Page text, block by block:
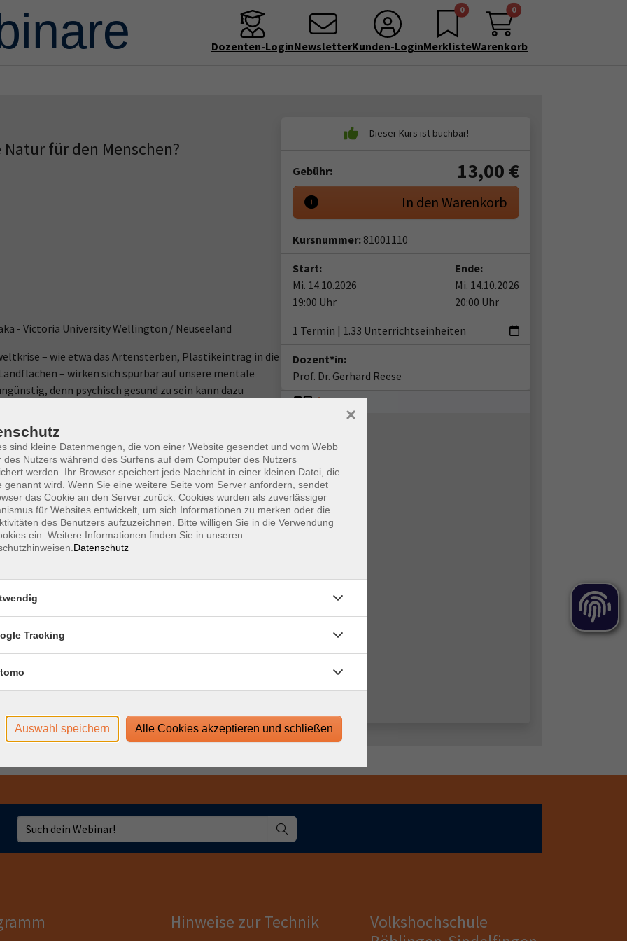
Dozenten-LoginNewsletterKunden-Login
0
Merkliste
0
Warenkorb
für den Menschen?
- Victoria University Wellington / Neuseeland
– wie etwa das Artensterben, Plastikeintrag in die
– wirken sich spürbar auf unsere mentale
denn psychisch gesund zu sein kann dazu
Natur und Umwelt – oder besser: unsere
Wohlbefinden ist dabei die Natur selbst. In diesem
und vielschichtigen Zusammenhänge zwischen
Auswirkungen haben Naturaufenthalte auf unsere
nicht mehr so natürlich ist? Kann Natur auch virtuell
unsere Verbundenheit zur Natur auch unsere
andere Fragen werden in diesem WebVortrag von Prof.
und mit der interessierten Zuhörerschaft diskutiert.
Login-Leitfaden finden Sie in Ihrer
edudip. Technische Voraussetzungen für die
technische-voraussetzungen-zur-nutzung-der-
vhs.de unter dem Menüpunkt "Hinweise zur
Gebühr: 13,00 €
In den Warenkorb
Kursnummer: 81001110
Start:
Mi. 14.10.2026
19:00 Uhr
Ende:
Mi. 14.10.2026
20:00 Uhr
1 Termin | 1.33 Unterrichtseinheiten
Dozent*in:
Prof. Dr. Gerhard Reese
Hinweise zur Technik
Volkshochschule
sind kleine Datenmengen, die von einer Website gesendet und vom Webb
des Nutzers während des Surfens auf dem Computer des Nutzers
werden. Ihr Browser speichert jede Nachricht in einer kleinen Datei, die
genannt wird. Wenn Sie eine weitere Seite vom Server anfordern, sendet
das Cookie an den Server zurück. Cookies wurden als zuverlässiger
für Websites entwickelt, um sich Informationen zu merken oder die
des Benutzers aufzuzeichnen. Bitte willigen Sie in die Verwendung
ein. Weitere Informationen finden Sie in unseren
Datenschutz
×
Tracking
Auswahl speichern Alle Cookies akzeptieren und schließen